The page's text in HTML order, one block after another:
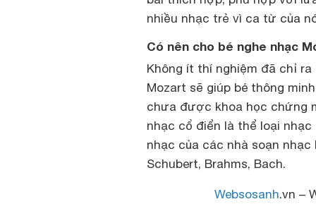
nhiều nhạc trẻ vì ca từ của
Có nên cho bé nghe nhạc
Không ít thí nghiệm đã chỉ
Mozart sẽ giúp bé thông
chưa được khoa học chứng
nhạc cổ điển là thể loại
nhạc của các nhà soạn nhạc
Schubert, Brahms, Bach.
Websosanh.vn –